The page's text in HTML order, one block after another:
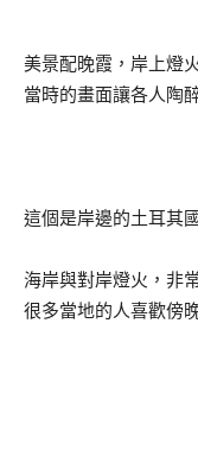
美景配晚霞，岸上燈
當時的畫面讓各人陶
這個是岸邊的土耳其
海岸與對岸燈火，非
很多當地的人喜歡傍